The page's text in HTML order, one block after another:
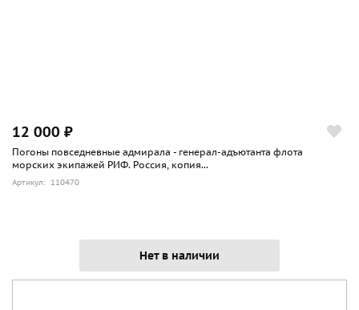
12 000 ₽
Погоны повседневные адмирала - генерал-адъютанта флота
морских экипажей РИФ. Россия, копия...
Артикул: 110470
Нет в наличии